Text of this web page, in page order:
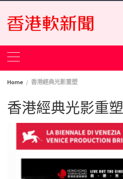
Skip
content
Home 香港經典光影重塑
香港經典光影重塑